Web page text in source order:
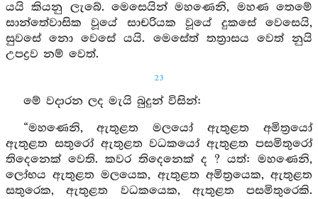
යයි කියනු ලැබේ. මෙසෙයින් මහණෙනි, මහණ තෙමේ
සාන්තේවාසික වූයේ සාචරියක වූයේ දුකසේ වෙසෙයි,
සුවසේ නො වෙසේ යයි. මෙසේත් තත්‍රාසය වෙත් නුයි
උපද්‍රව නම් වෙත්.
23
මේ වදාරන ලද මැයි බුදුන් විසින්:
“මහණෙනි, ඇතුළත මලයෝ ඇතුළත අමිත්‍රයෝ
ඇතුළත සතුරෝ ඇතුළත වධකයෝ ඇතුළත පසමිතුරෝ
තිදෙනෙක් වෙති. කවර තිදෙනෙක් ද ? යත්: මහණෙනි,
ලෝභය ඇතුළත මලයෙක, ඇතුළත අමිත්‍රයෙක, ඇතුළත
සතුරෙක, ඇතුළත වධකයෙක, ඇතුළත පසමිතුරෙකි.